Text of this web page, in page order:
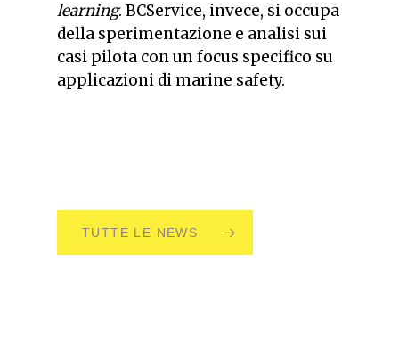
learning. BCService, invece, si occupa
della sperimentazione e analisi sui
casi pilota con un focus specifico su
applicazioni di marine safety.
TUTTE LE NEWS